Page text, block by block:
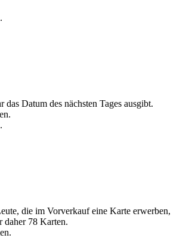
Datum des nächsten Tages ausgibt.
die im Vorverkauf eine Karte erwerben,
daher 78 Karten.